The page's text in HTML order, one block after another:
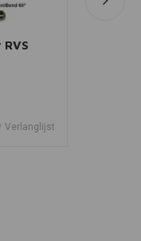
Verlanglijst